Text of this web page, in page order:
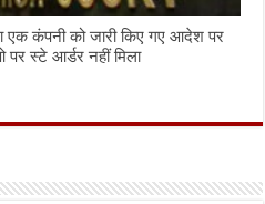
एक कंपनी को जारी किए गए आदेश पर
पर स्टे आर्डर नहीं मिला